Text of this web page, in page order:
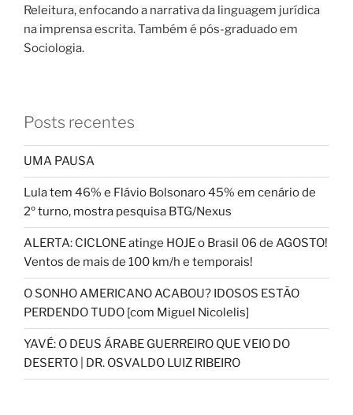
Releitura, enfocando a narrativa da linguagem jurídica
na imprensa escrita. Também é pós-graduado em
Sociologia.
Posts recentes
UMA PAUSA
Lula tem 46% e Flávio Bolsonaro 45% em cenário de
2º turno, mostra pesquisa BTG/Nexus
ALERTA: CICLONE atinge HOJE o Brasil 06 de AGOSTO!
Ventos de mais de 100 km/h e temporais!
O SONHO AMERICANO ACABOU? IDOSOS ESTÃO
PERDENDO TUDO [com Miguel Nicolelis]
YAVÉ: O DEUS ÁRABE GUERREIRO QUE VEIO DO
DESERTO | DR. OSVALDO LUIZ RIBEIRO